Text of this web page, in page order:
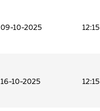
09-10-2025 12:15
16-10-2025 12:15